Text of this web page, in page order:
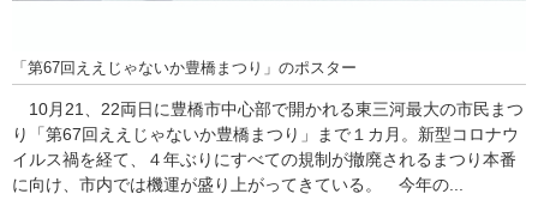
「第67回ええじゃないか豊橋まつり」のポスター
10月21、22両日に豊橋市中心部で開かれる東三河最大の市民まつ
り「第67回ええじゃないか豊橋まつり」まで１カ月。新型コロナウ
イルス禍を経て、４年ぶりにすべての規制が撤廃されるまつり本番
に向け、市内では機運が盛り上がってきている。 今年の...